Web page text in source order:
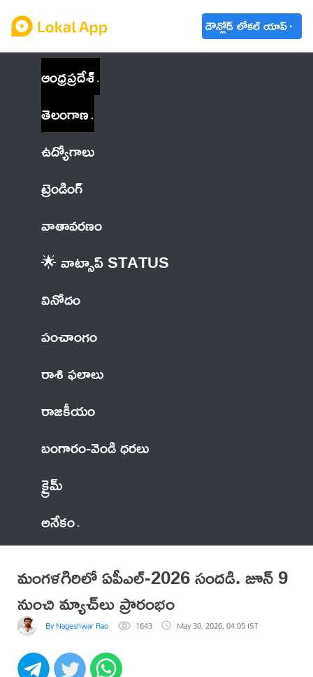
డౌన్లోడ్ లోకల్ యాప్
ఆంధ్రప్రదేశ్
తెలంగాణ
ఉద్యోగాలు
ట్రెండింగ్
వాతావరణం
🌟 వాట్సాప్ STATUS
వినోదం
పంచాంగం
రాశి ఫలాలు
రాజకీయం
బంగారం-వెండి ధరలు
క్రైమ్
అనేకం
మంగళగిరిలో ఏపీఎల్-2026 సందడి. జూన్ 9
నుంచి మ్యాచ్‌లు ప్రారంభం
By Nageshwar Rao 1643 May 30, 2026, 04:05 IST